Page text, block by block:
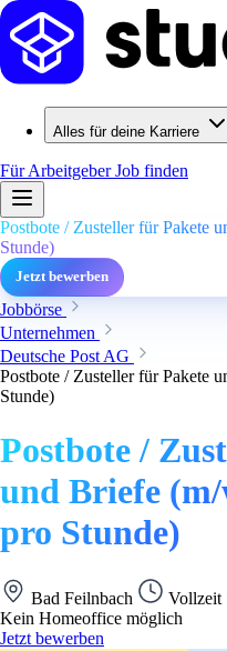
Alles für deine Karriere
Für ArbeitgeberJob finden
Postbote / Zusteller für Pakete
Stunde)
Jetzt bewerben
Jobbörse
Unternehmen
Deutsche Post AG
Postbote / Zusteller für Pakete
Stunde)
Postbote /
und Briefe
pro Stunde)
Bad Feilnbach Vollzeit
Kein Homeoffice möglich
Jetzt bewerben